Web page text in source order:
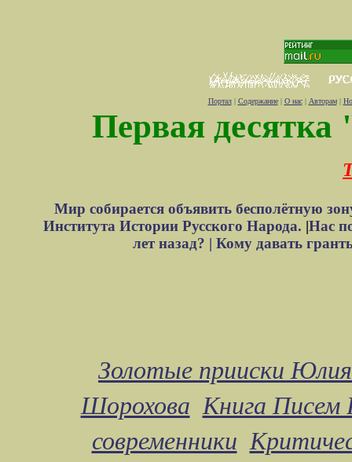
Портал| Содержание| О нас| Авторам|
Первая десятка
Мир собирается объявить бесполётную
Института Истории Русского Народа. |Нас
лет назад? | Кому давать
Золотые прииски
Шорохова Книга Писем
современники